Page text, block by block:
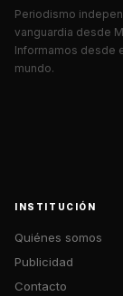
Periodismo
vanguardia desde
Informamos desde
mundo.
INSTITUCIÓN
Quiénes somos
Publicidad
Contacto